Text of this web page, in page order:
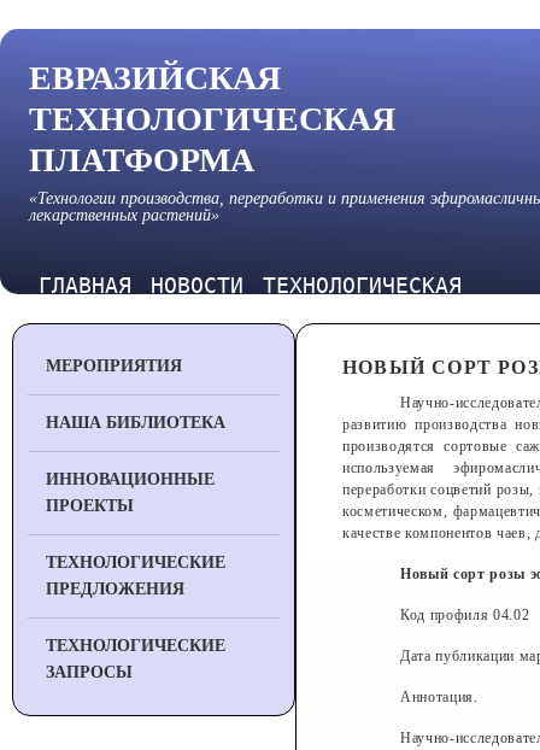
ЕВРАЗИЙСКАЯ
ТЕХНОЛОГИЧЕСКАЯ
ПЛАТФОРМА
«Технологии производства, переработки и применения
лекарственных растений»
ГЛАВНАЯ НОВОСТИ
ТЕХНОЛОГИЧЕСКАЯ
МЕРОПРИЯТИЯ
НАША БИБЛИОТЕКА
ИННОВАЦИОННЫЕ
ПРОЕКТЫ
ТЕХНОЛОГИЧЕСКИЕ
ПРЕДЛОЖЕНИЯ
ТЕХНОЛОГИЧЕСКИЕ
ЗАПРОСЫ
НОВЫЙ СОРТ
Научно-
развитию производства
производятся сортовые
используемая
переработки соцветий
косметическом,
качестве компонентов чаев,
Новый сорт розы
Код профиля 04.02
Дата публикации
Аннотация.
Научно-